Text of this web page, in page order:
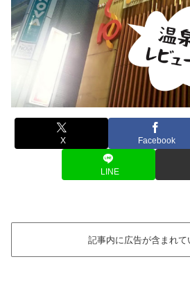
X Facebook
LINE
記事内に広告が含まれて